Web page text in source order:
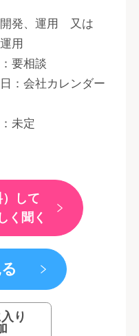
開発、運用 又は
用
要相談
：会社カレンダー
未定
して
く聞く
り